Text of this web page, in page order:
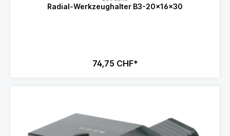
Radial-Werkzeughalter B3-20x16x30
74,75 CHF*